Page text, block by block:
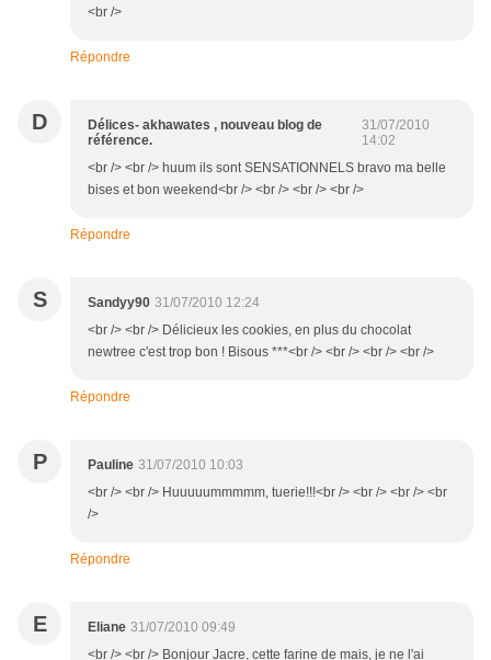
<br />
Répondre
D
Délices- akhawates , nouveau blog de
référence.
31/07/2010
14:02
<br /> <br /> huum ils sont SENSATIONNELS bravo ma belle
bises et bon weekend<br /> <br /> <br /> <br />
Répondre
S Sandyy90 31/07/2010 12:24
<br /> <br /> Délicieux les cookies, en plus du chocolat
newtree c'est trop bon ! Bisous ***<br /> <br /> <br /> <br />
Répondre
P Pauline 31/07/2010 10:03
<br /> <br /> Huuuuummmmm, tuerie!!!<br /> <br /> <br /> <br
/>
Répondre
E Eliane 31/07/2010 09:49
<br /> <br /> Bonjour Jacre, cette farine de mais, je ne l'ai